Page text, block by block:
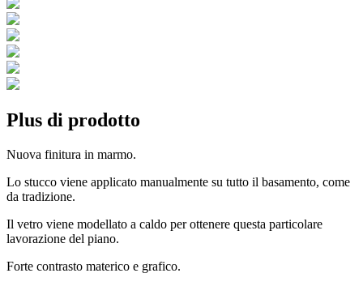
Plus di prodotto
Nuova finitura in marmo.
Lo stucco viene applicato manualmente su tutto il basamento, come
da tradizione.
Il vetro viene modellato a caldo per ottenere questa particolare
lavorazione del piano.
Forte contrasto materico e grafico.